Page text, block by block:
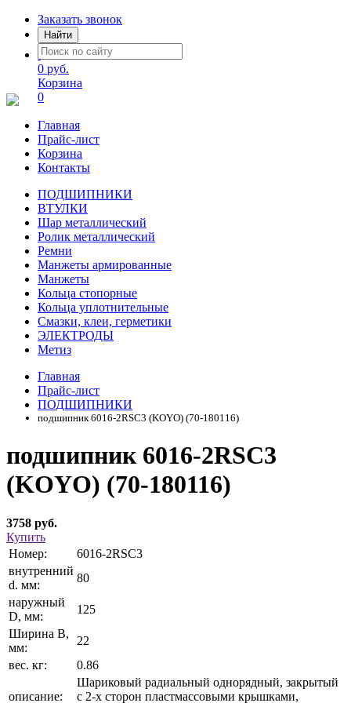
Заказать звонок
Найти
0 руб.
Корзина
0
Главная
Прайс-лист
Корзина
Контакты
ПОДШИПНИКИ
ВТУЛКИ
Шар металлический
Ролик металлический
Ремни
Манжеты армированные
Манжеты
Кольца стопорные
Кольца уплотнительные
Смазки, клеи, герметики
ЭЛЕКТРОДЫ
Метиз
Главная
Прайс-лист
ПОДШИПНИКИ
подшипник 6016-2RSC3 (KOYO) (70-180116)
подшипник 6016-2RSC3
(KOYO) (70-180116)
3758 руб.
Купить
Номер:
6016-2RSC3
внутренний
d. мм:
80
наружный
D, мм:
125
Ширина В,
мм:
22
вес. кг:
0.86
описание:
Шариковый радиальный однорядный, закрытый
с 2-х сторон пластмассовыми крышками,